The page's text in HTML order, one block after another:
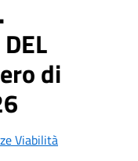
di
Viabilità